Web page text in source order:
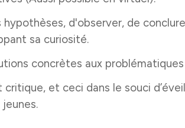
d'observer, de
sa curiosité.
concrètes aux
et ceci dans le souci